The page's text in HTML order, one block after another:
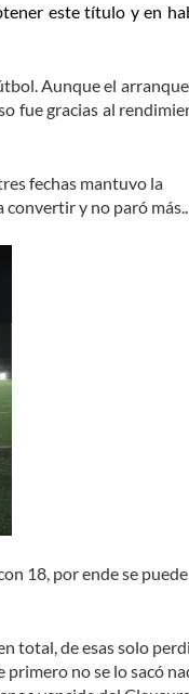
este título y en
Aunque el
fue gracias al
fechas mantuvo la
convertir y no paró más..
18, por ende se puede
total, de esas solo
primero no se lo sacó